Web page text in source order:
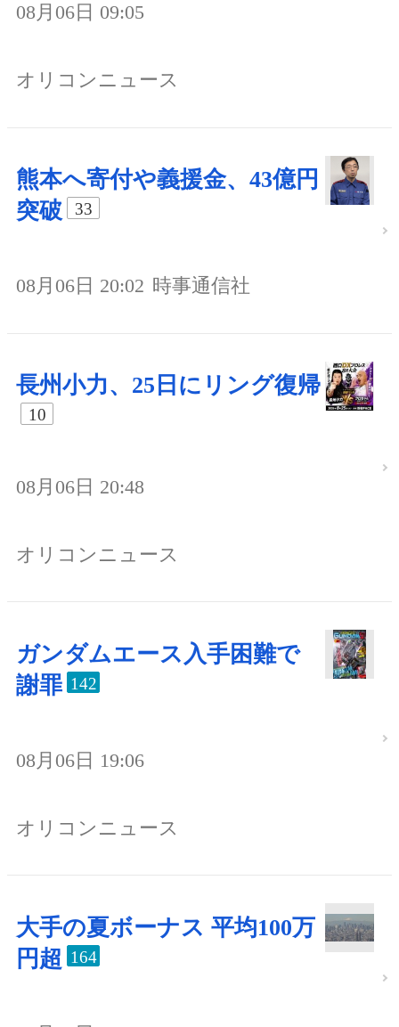
08月06日 09:05
オリコンニュース
熊本へ寄付や義援金、43億円
突破
33
08月06日 20:02 時事通信社
長州小力、25日にリング復帰
10
08月06日 20:48
オリコンニュース
ガンダムエース入手困難で
謝罪 142
08月06日 19:06
オリコンニュース
大手の夏ボーナス 平均100万
円超 164